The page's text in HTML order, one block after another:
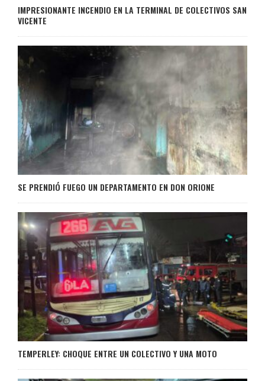
IMPRESIONANTE INCENDIO EN LA TERMINAL DE COLECTIVOS SAN
VICENTE
SE PRENDIÓ FUEGO UN DEPARTAMENTO EN DON ORIONE
TEMPERLEY: CHOQUE ENTRE UN COLECTIVO Y UNA MOTO